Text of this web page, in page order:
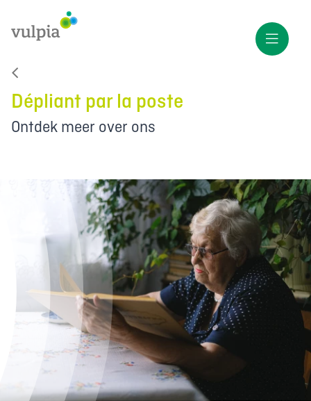
Dépliant par la poste
Ontdek meer over ons